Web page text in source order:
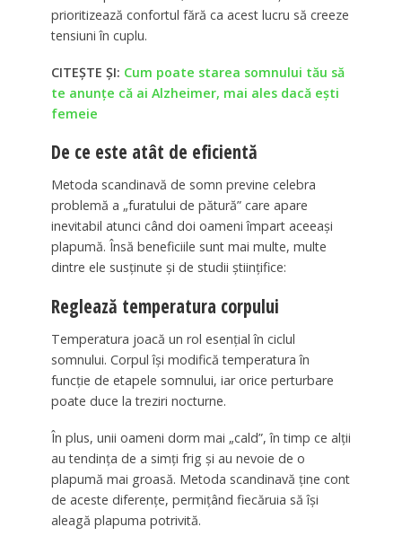
prioritizează confortul fără ca acest lucru să creeze
tensiuni în cuplu.
CITEȘTE ȘI: Cum poate starea somnului tău să
te anunțe că ai Alzheimer, mai ales dacă ești
femeie
De ce este atât de eficientă
Metoda scandinavă de somn previne celebra
problemă a „furatului de pătură” care apare
inevitabil atunci când doi oameni împart aceeași
plapumă. Însă beneficiile sunt mai multe, multe
dintre ele susținute și de studii științifice:
Reglează temperatura corpului
Temperatura joacă un rol esențial în ciclul
somnului. Corpul își modifică temperatura în
funcție de etapele somnului, iar orice perturbare
poate duce la treziri nocturne.
În plus, unii oameni dorm mai „cald”, în timp ce alții
au tendința de a simți frig și au nevoie de o
plapumă mai groasă. Metoda scandinavă ține cont
de aceste diferențe, permițând fiecăruia să își
aleagă plapuma potrivită.